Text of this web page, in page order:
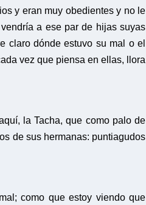
y eran muy obedientes y no le
a ese par de hijas suyas
claro dónde estuvo su mal o el
vez que piensa en ellas, llora
la Tacha, que como palo de
de sus hermanas: puntiagudos
como que estoy viendo que